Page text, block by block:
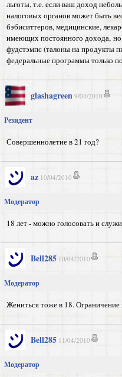
льготы, т.е. если ваш доход
налоговых органов может быть
бэбиситтеров, медицинские,
имеющих постоянного дохода,
фудстэмпс (талоны на продукты
федеральные программы только
glashagreen 9/04/2010
Резидент
Совершеннолетие в 21 год?
az 10/04/2010
Модератор
18 лет - можно голосовать и
Bell285 10/04/2010
Модератор
Жениться тоже в 18.
Bell285 11/04/2010
Модератор